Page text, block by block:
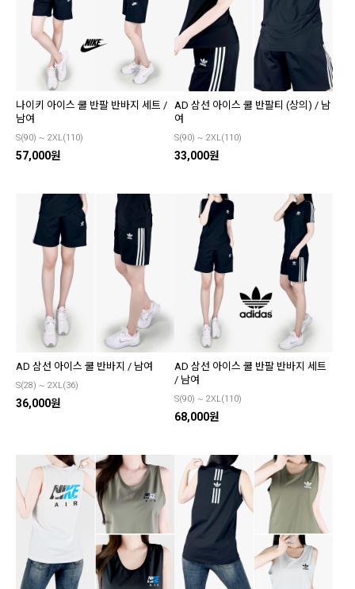
나이키 아이스 쿨 반팔 반바지 세트 /
남여
S(90) ~ 2XL(110)
57,000원
AD 삼선 아이스 쿨 반팔티 (상의) / 남
여
S(90) ~ 2XL(110)
33,000원
AD 삼선 아이스 쿨 반바지 / 남여
S(28) ~ 2XL(36)
36,000원
AD 삼선 아이스 쿨 반팔 반바지 세트
/ 남여
S(90) ~ 2XL(110)
68,000원